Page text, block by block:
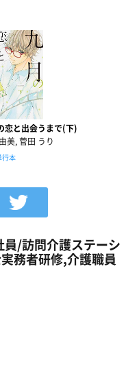
恋と出会うまで(下)
美, 菅田 うり
行本
員/訪問介護ステーシ
務者研修,介護職員